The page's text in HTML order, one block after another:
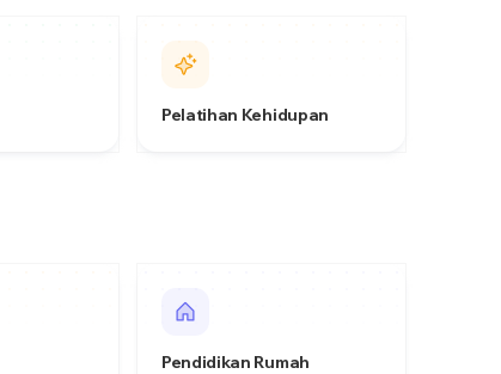
Pelatihan Kehidupan
Pendidikan Rumah